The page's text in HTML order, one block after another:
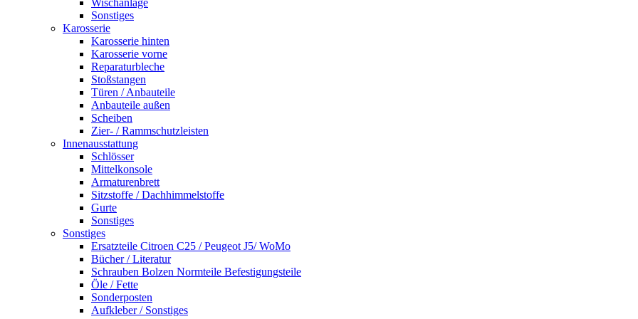
Sonstiges
Karosserie
Karosserie hinten
Karosserie vorne
Reparaturbleche
Stoßstangen
Türen / Anbauteile
Anbauteile außen
Scheiben
Zier- / Rammschutzleisten
Innenausstattung
Schlösser
Mittelkonsole
Armaturenbrett
Sitzstoffe / Dachhimmelstoffe
Gurte
Sonstiges
Sonstiges
Ersatzteile Citroen C25 / Peugeot J5/ WoMo
Bücher / Literatur
Schrauben Bolzen Normteile Befestigungsteile
Öle / Fette
Sonderposten
Aufkleber / Sonstiges